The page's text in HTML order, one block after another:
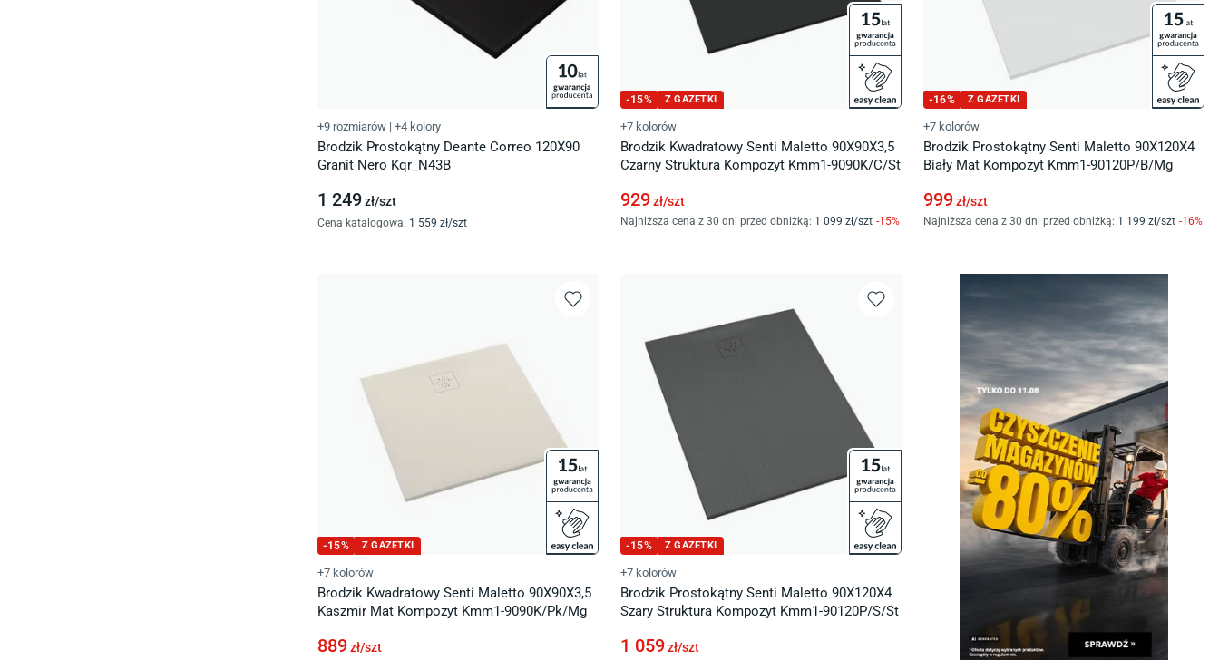
+9 rozmiarów | +4 kolory
Brodzik Prostokątny Deante Correo 120X90
Granit Nero Kqr_N43B
1 249zł/szt
Cena katalogowa: 1 559 zł/szt
-15% Z GAZETKI
+7 kolorów
Brodzik Kwadratowy Senti Maletto 90X90X3,5
Czarny Struktura Kompozyt Kmm1-9090K/C/St
929zł/szt
Najniższa cena z 30 dni przed obniżką: 1 099 zł/szt -15%
-16% Z GAZETKI
+7 kolorów
Brodzik Prostokątny Senti Maletto 90X120X4
Biały Mat Kompozyt Kmm1-90120P/B/Mg
999zł/szt
Najniższa cena z 30 dni przed obniżką: 1 199 zł/szt -16%
-15% Z GAZETKI
+7 kolorów
Brodzik Kwadratowy Senti Maletto 90X90X3,5
Kaszmir Mat Kompozyt Kmm1-9090K/Pk/Mg
889zł/szt
-15% Z GAZETKI
+7 kolorów
Brodzik Prostokątny Senti Maletto 90X120X4
Szary Struktura Kompozyt Kmm1-90120P/S/St
1 059zł/szt